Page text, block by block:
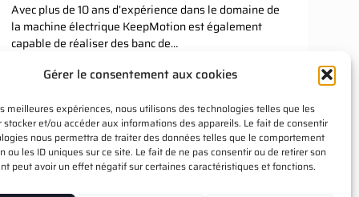
Gérer le consentement aux cookies
meilleures expériences, nous utilisons des technologies telles que les
stocker et/ou accéder aux informations des appareils. Le fait de consentir
nous permettra de traiter des données telles que le comportement
ou les ID uniques sur ce site. Le fait de ne pas consentir ou de retirer son
peut avoir un effet négatif sur certaines caractéristiques et fonctions.
Avec plus de 10 ans d’expérience dans le domaine de
la machine électrique KeepMotion est également
capable de réaliser des banc de…
PLUS D'INFORMATIONS
18 mai 2021